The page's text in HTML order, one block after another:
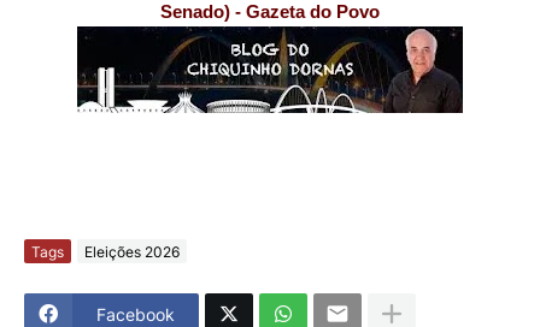
Senado) - Gazeta do Povo
Tags Eleições 2026
Facebook